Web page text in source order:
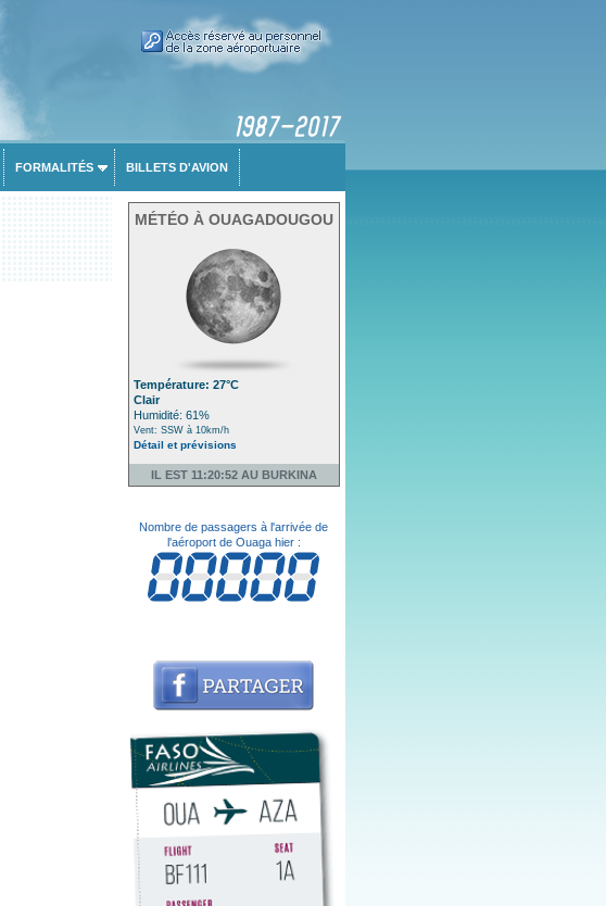
FORMALITÉS BILLETS D'AVION
MÉTÉO À OUAGADOUGOU
Température: 27°C
Clair
Humidité: 61%
Vent: SSW à 10km/h
Détail et prévisions
IL EST 11:20:52 AU BURKINA
Nombre de passagers à l'arrivée de
l'aéroport de Ouaga hier :